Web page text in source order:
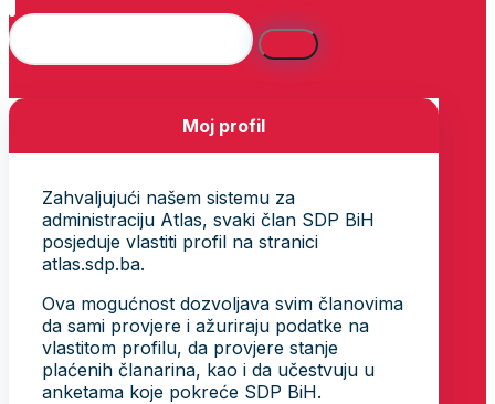
Moj profil
Zahvaljujući našem sistemu za
administraciju Atlas, svaki član SDP BiH
posjeduje vlastiti profil na stranici
atlas.sdp.ba.
Ova mogućnost dozvoljava svim članovima
da sami provjere i ažuriraju podatke na
vlastitom profilu, da provjere stanje
plaćenih članarina, kao i da učestvuju u
anketama koje pokreće SDP BiH.